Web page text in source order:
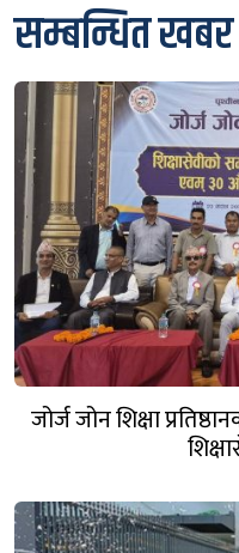
सम्बन्धित खबर
जोर्ज जोन शिक्षा